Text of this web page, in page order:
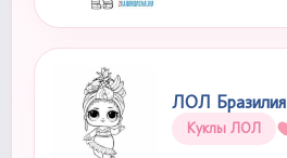
ЛОЛ Бразилия
Куклы ЛОЛ